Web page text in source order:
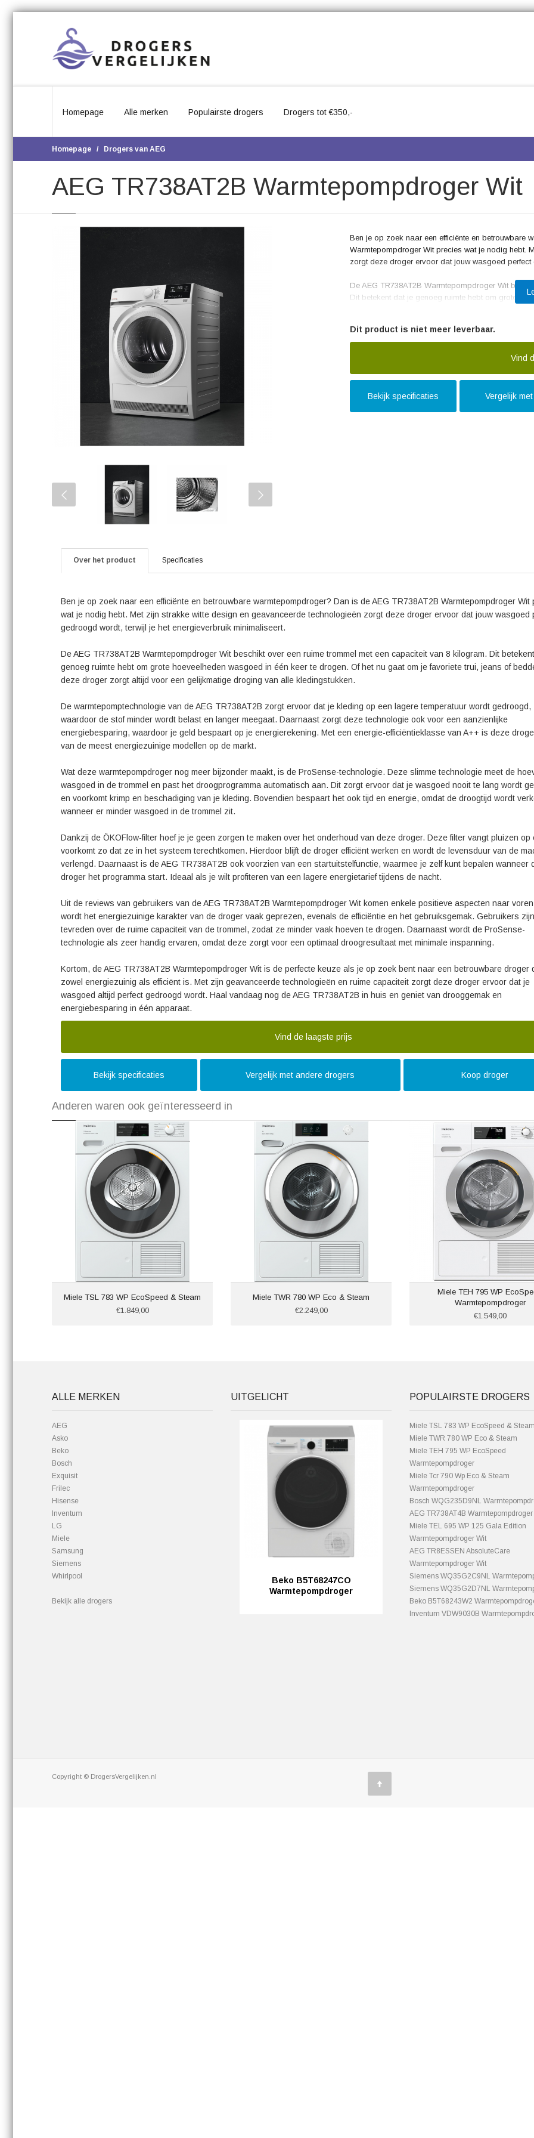
Homepage Alle merken Populairste drogers Drogers tot €350,-
Homepage Drogers van AEG
AEG TR738AT2B Warmtepompdroger Wit
Ben je op zoek naar een efficiënte en betrouwbare
Warmtepompdroger Wit precies wat je nodig hebt.
zorgt deze droger ervoor dat jouw wasgoed
De AEG TR738AT2B Warmtepompdroger Wit
Dit betekent dat je genoeg ruimte hebt om grote
De warmtepomptechnologie van de AEG
gedroogd, waardoor de stof minder wordt belast
efficiëntieklasse van A++ is deze droger één van
gebruiksgemak. Gebruikers zijn ook tevreden
hoeven te drogen. Daarnaast wordt de ProSense-
Kortom, de AEG TR738AT2B Warmtepompdroger
betrouwbare droger die zowel energiezuinig als
capaciteit zorgt deze droger ervoor dat je
Dit product is niet meer leverbaar.
Vind
Bekijk specificaties Vergelijk
Over het product Specificaties
Ben je op zoek naar een efficiënte en betrouwbare warmtepompdroger? Dan is de AEG TR738AT2B Warmtepompdroger Wit
wat je nodig hebt. Met zijn strakke witte design en geavanceerde technologieën zorgt deze droger ervoor dat jouw wasgoed
gedroogd wordt, terwijl je het energieverbruik minimaliseert.
De AEG TR738AT2B Warmtepompdroger Wit beschikt over een ruime trommel met een capaciteit van 8 kilogram. Dit
genoeg ruimte hebt om grote hoeveelheden wasgoed in één keer te drogen. Of het nu gaat om je favoriete trui, jeans of
deze droger zorgt altijd voor een gelijkmatige droging van alle kledingstukken.
De warmtepomptechnologie van de AEG TR738AT2B zorgt ervoor dat je kleding op een lagere temperatuur wordt gedroogd,
waardoor de stof minder wordt belast en langer meegaat. Daarnaast zorgt deze technologie ook voor een aanzienlijke
energiebesparing, waardoor je geld bespaart op je energierekening. Met een energie-efficiëntieklasse van A++ is deze
van de meest energiezuinige modellen op de markt.
Wat deze warmtepompdroger nog meer bijzonder maakt, is de ProSense-technologie. Deze slimme technologie meet de
wasgoed in de trommel en past het droogprogramma automatisch aan. Dit zorgt ervoor dat je wasgoed nooit te lang wordt
en voorkomt krimp en beschadiging van je kleding. Bovendien bespaart het ook tijd en energie, omdat de droogtijd wordt
wanneer er minder wasgoed in de trommel zit.
Dankzij de ÖKOFlow-filter hoef je je geen zorgen te maken over het onderhoud van deze droger. Deze filter vangt pluizen op
voorkomt zo dat ze in het systeem terechtkomen. Hierdoor blijft de droger efficiënt werken en wordt de levensduur van de
verlengd. Daarnaast is de AEG TR738AT2B ook voorzien van een startuitstelfunctie, waarmee je zelf kunt bepalen wanneer
droger het programma start. Ideaal als je wilt profiteren van een lagere energietarief tijdens de nacht.
Uit de reviews van gebruikers van de AEG TR738AT2B Warmtepompdroger Wit komen enkele positieve aspecten naar
wordt het energiezuinige karakter van de droger vaak geprezen, evenals de efficiëntie en het gebruiksgemak. Gebruikers
tevreden over de ruime capaciteit van de trommel, zodat ze minder vaak hoeven te drogen. Daarnaast wordt de ProSense-
technologie als zeer handig ervaren, omdat deze zorgt voor een optimaal droogresultaat met minimale inspanning.
Kortom, de AEG TR738AT2B Warmtepompdroger Wit is de perfecte keuze als je op zoek bent naar een betrouwbare droger
zowel energiezuinig als efficiënt is. Met zijn geavanceerde technologieën en ruime capaciteit zorgt deze droger ervoor dat je
wasgoed altijd perfect gedroogd wordt. Haal vandaag nog de AEG TR738AT2B in huis en geniet van drooggemak en
energiebesparing in één apparaat.
Vind de laagste prijs
Bekijk specificaties Vergelijk met andere drogers Koop droger
Anderen waren ook geïnteresseerd in
Miele TSL 783 WP EcoSpeed & Steam
€1.849,00
Miele TWR 780 WP Eco & Steam
€2.249,00
Miele TEH 795 WP
Warmtepompdroger
€1.549,00
ALLE MERKEN
AEG
Asko
Beko
Bosch
Exquisit
Frilec
Hisense
Inventum
LG
Miele
Samsung
Siemens
Whirlpool
Bekijk alle drogers
UITGELICHT
Beko B5T68247CO
Warmtepompdroger
POPULAIRSTE DROGERS
Miele TSL 783 WP EcoSpeed & Steam
Miele TWR 780 WP Eco & Steam
Miele TEH 795 WP EcoSpeed
Warmtepompdroger
Miele Tcr 790 Wp Eco & Steam
Warmtepompdroger
Bosch WQG235D9NL
AEG TR738AT4B Warmtepompdroger
Miele TEL 695 WP 125 Gala Edition
Warmtepompdroger Wit
AEG TR8ESSEN AbsoluteCare
Warmtepompdroger Wit
Siemens WQ35G2C9NL
Siemens WQ35G2D7NL
Beko B5T68243W2
Inventum VDW9030B
Copyright © DrogersVergelijken.nl